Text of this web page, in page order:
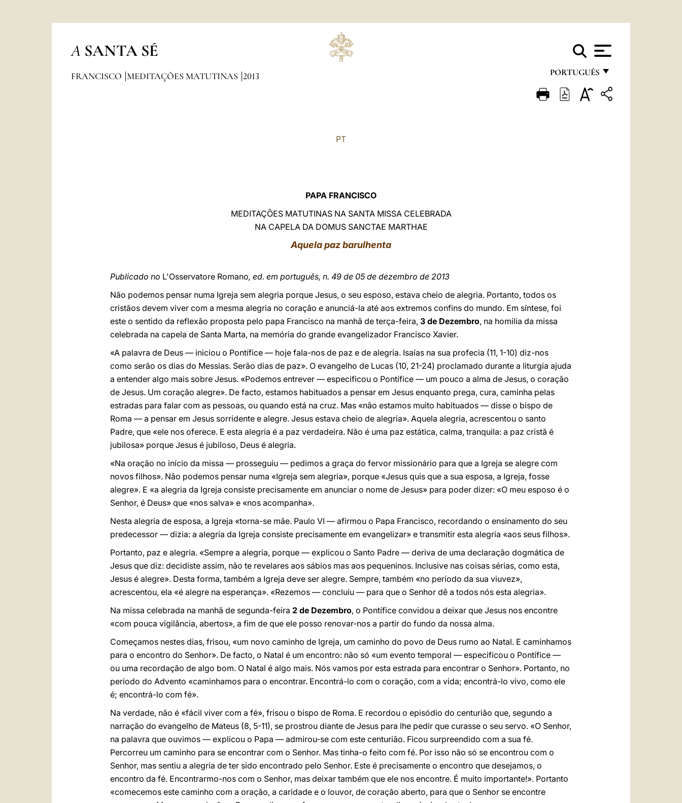
A SANTA SÉ
PORTUGUÊS
FRANÇAIS
FRANCISCO MEDITAÇÕES MATUTINAS 2013
PT
PAPA FRANCISCO
MEDITAÇÕES MATUTINAS NA SANTA MISSA CELEBRADA
NA CAPELA DA DOMUS SANCTAE MARTHAE
Aquela paz barulhenta
Publicado no L'Osservatore Romano, ed. em português, n. 49 de 05 de dezembro de 2013
Não podemos pensar numa Igreja sem alegria porque Jesus, o seu esposo, estava cheio de alegria. Portanto, todos os
cristãos devem viver com a mesma alegria no coração e anunciá-la até aos extremos confins do mundo. Em síntese, foi
este o sentido da reflexão proposta pelo papa Francisco na manhã de terça-feira, 3 de Dezembro, na homilia da missa
celebrada na capela de Santa Marta, na memória do grande evangelizador Francisco Xavier.
«A palavra de Deus — iniciou o Pontífice — hoje fala-nos de paz e de alegria. Isaías na sua profecia (11, 1-10) diz-nos
como serão os dias do Messias. Serão dias de paz». O evangelho de Lucas (10, 21-24) proclamado durante a liturgia ajuda
a entender algo mais sobre Jesus. «Podemos entrever — especificou o Pontífice — um pouco a alma de Jesus, o coração
de Jesus. Um coração alegre». De facto, estamos habituados a pensar em Jesus enquanto prega, cura, caminha pelas
estradas para falar com as pessoas, ou quando está na cruz. Mas «não estamos muito habituados — disse o bispo de
Roma — a pensar em Jesus sorridente e alegre. Jesus estava cheio de alegria». Aquela alegria, acrescentou o santo
Padre, que «ele nos oferece. E esta alegria é a paz verdadeira. Não é uma paz estática, calma, tranquila: a paz cristã é
jubilosa» porque Jesus é jubiloso, Deus é alegria.
«Na oração no início da missa — prosseguiu — pedimos a graça do fervor missionário para que a Igreja se alegre com
novos filhos». Não podemos pensar numa «Igreja sem alegria», porque «Jesus quis que a sua esposa, a Igreja, fosse
alegre». E «a alegria da Igreja consiste precisamente em anunciar o nome de Jesus» para poder dizer: «O meu esposo é o
Senhor, é Deus» que «nos salva» e «nos acompanha».
Nesta alegria de esposa, a Igreja «torna-se mãe. Paulo VI — afirmou o Papa Francisco, recordando o ensinamento do seu
predecessor — dizia: a alegria da Igreja consiste precisamente em evangelizar» e transmitir esta alegria «aos seus filhos».
Portanto, paz e alegria. «Sempre a alegria, porque — explicou o Santo Padre — deriva de uma declaração dogmática de
Jesus que diz: decidiste assim, não te revelares aos sábios mas aos pequeninos. Inclusive nas coisas sérias, como esta,
Jesus é alegre». Desta forma, também a Igreja deve ser alegre. Sempre, também «no período da sua viuvez»,
acrescentou, ela «é alegre na esperança». «Rezemos — concluiu — para que o Senhor dê a todos nós esta alegria».
Na missa celebrada na manhã de segunda-feira 2 de Dezembro, o Pontífice convidou a deixar que Jesus nos encontre
«com pouca vigilância, abertos», a fim de que ele posso renovar-nos a partir do fundo da nossa alma.
Começamos nestes dias, frisou, «um novo caminho de Igreja, um caminho do povo de Deus rumo ao Natal. E caminhamos
para o encontro do Senhor». De facto, o Natal é um encontro: não só «um evento temporal — especificou o Pontífice —
ou uma recordação de algo bom. O Natal é algo mais. Nós vamos por esta estrada para encontrar o Senhor». Portanto, no
período do Advento «caminhamos para o encontrar. Encontrá-lo com o coração, com a vida; encontrá-lo vivo, como ele
é; encontrá-lo com fé».
Na verdade, não é «fácil viver com a fé», frisou o bispo de Roma. E recordou o episódio do centurião que, segundo a
narração do evangelho de Mateus (8, 5-11), se prostrou diante de Jesus para lhe pedir que curasse o seu servo. «O Senhor,
na palavra que ouvimos — explicou o Papa — admirou-se com este centurião. Ficou surpreendido com a sua fé.
Percorreu um caminho para se encontrar com o Senhor. Mas tinha-o feito com fé. Por isso não só se encontrou com o
Senhor, mas sentiu a alegria de ter sido encontrado pelo Senhor. Este é precisamente o encontro que desejamos, o
encontro da fé. Encontrarmo-nos com o Senhor, mas deixar também que ele nos encontre. É muito importante!». Portanto
«comecemos este caminho com a oração, a caridade e o louvor, de coração aberto, para que o Senhor se encontre